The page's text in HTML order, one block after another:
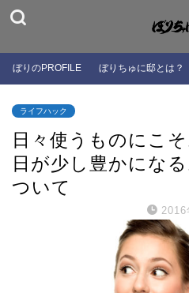
ぼりのPROFILE ぼりちゅに邸とは？
ライフハック
日々使うものにこ
日が少し豊かにな
ついて
2016